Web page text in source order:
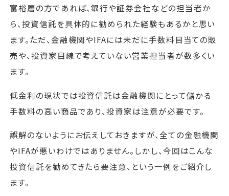
富裕層の方であれば、銀行や証券会社などの担当者か
ら、投資信託を具体的に勧められた経験もあるかと思い
ます。ただ、金融機関やIFAには未だに手数料目当ての販
売や、投資家目線で考えていない営業担当者が数多くい
ます。
低金利の現状では投資信託は金融機関にとって儲かる
手数料の高い商品であり、投資家は注意が必要です。
誤解のないようにお伝えしておきますが、全ての金融機関
やIFAが悪いわけではありません。しかし、今回はこんな
投資信託を勧めてきたら要注意、という一例をご紹介し
ます。